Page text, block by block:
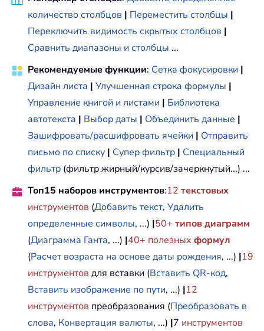
количество столбцов | Переместить столбцы |
Переключить видимость скрытых столбцов |
Сравнить диапазоны и столбцы ...
Рекомендуемые функции: Сетка фокусировки |
Дизайн листа | Улучшенная строка формулы |
Управление книгой и листами | Библиотека
автотекста | Выбор даты | Объединить данные |
Зашифровать/расшифровать ячейки | Отправить
письмо по списку | Супер фильтр | Специальный
фильтр (фильтр жирный/курсив/зачеркнутый...) ...
Топ15 наборов инструментов:12 текстовых
инструментов (Добавить текст, Удалить
определенные символы, ...) |50+ типов диаграмм
(Диаграмма Ганта, ...) |40+ полезных формул
(Расчет возраста на основе даты рождения, ...) |19
инструментов для вставки (Вставить QR-код,
Вставить изображение по пути, ...) |12
инструментов преобразования (Преобразовать в
слова, Конвертация валюты, ...) |7 инструментов